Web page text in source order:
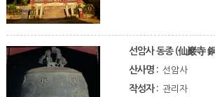
선암사 동종 (仙巖寺
산사명 : 선암사
작성자 : 관리자